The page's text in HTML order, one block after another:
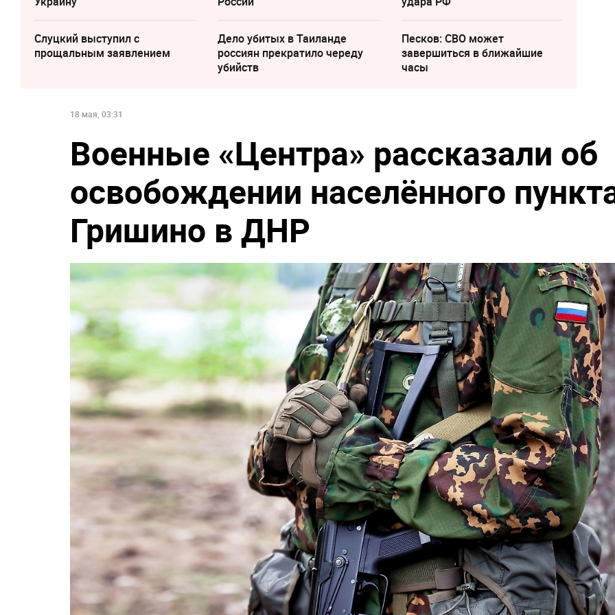
Слуцкий выступил с
прощальным заявлением
Дело убитых в Таиланде
россиян прекратило череду
убийств
Песков: СВО может
завершиться в ближайшие
часы
18 мая, 03:31
Военные «Центра» рассказали об
освобождении населённого
Гришино в ДНР